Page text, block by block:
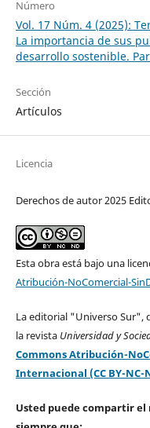
Número
Vol. 17 Núm. 4 (2025):
La importancia de sus
desarrollo sostenible.
Sección
Artículos
Licencia
Derechos de autor 2025
Esta obra está bajo una
Atribución-NoComercial-
La editorial "Universo Sur",
la revista Universidad y
Commons Atribución-
Internacional (CC BY-NC-
Usted puede compartir